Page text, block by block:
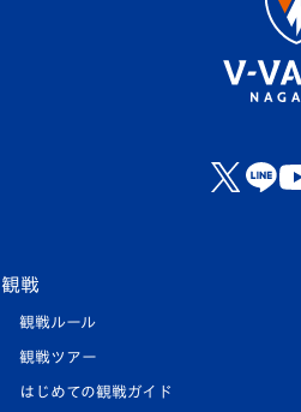
観戦
観戦ルール
観戦ツアー
はじめての観戦ガイド